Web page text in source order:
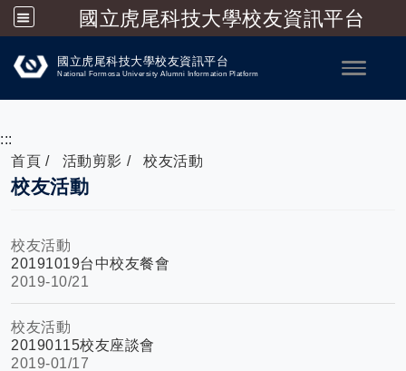
國立虎尾科技大學校友資訊平台
跳到主要內容
國立虎尾科技大學校友資訊平台
National Formosa University Alumni Information Platform
:::
首頁
活動剪影 校友活動
校友活動
校友活動
20191019台中校友餐會
2019-10/21
校友活動
20190115校友座談會
2019-01/17